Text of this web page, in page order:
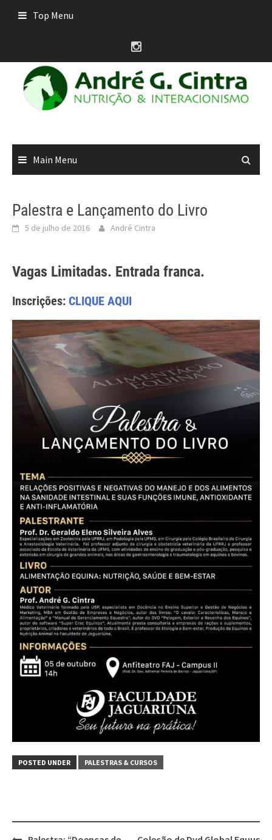
Top Menu
Main Menu
Palestra e Lançamento do Livro
5 de julho de 2016 André Cintra
Vagas Limitadas. Entrada franca.
Inscrições: CLIQUE AQUI
POSTED UNDER PALESTRAS & CURSOS